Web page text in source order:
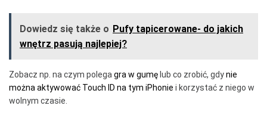
Dowiedz się także o Pufy tapicerowane- do jakich
wnętrz pasują najlepiej?
Zobacz np. na czym polega gra w gumę lub co zrobić, gdynie
można aktywować Touch ID na tym iPhonie i korzystać z niego w
wolnym czasie.